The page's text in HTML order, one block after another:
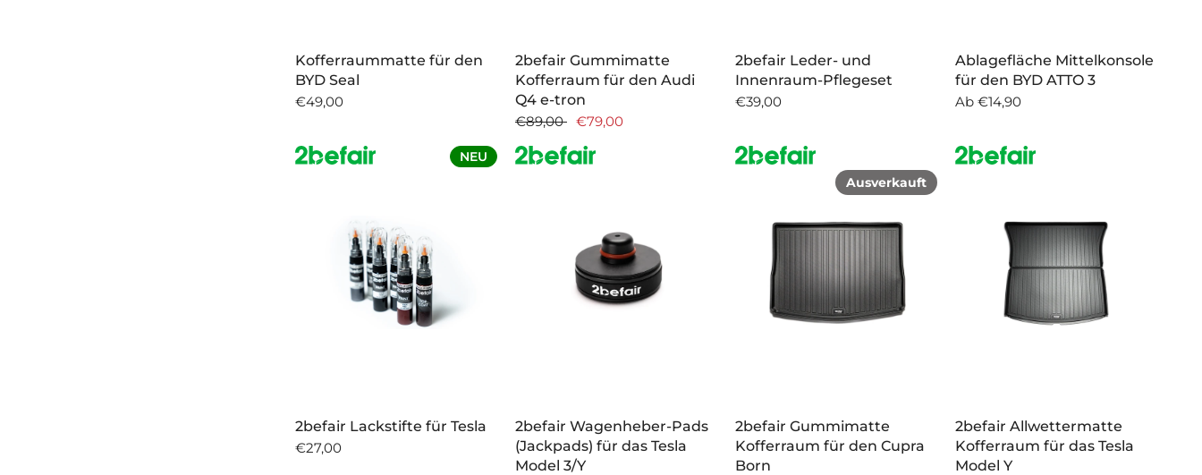
Kofferraummatte für den
BYD Seal
€49,00
2befair Gummimatte
Kofferraum für den Audi
Q4 e-tron
€89,00
€79,00
2befair Leder- und
Innenraum-Pflegeset
€39,00
Ablagefläche Mittelkonsole
für den BYD ATTO 3
Ab €14,90
NEU
2befair Lackstifte für Tesla
€27,00
2befair Wagenheber-Pads
(Jackpads) für das Tesla
Model 3/Y
Ausverkauft
2befair Gummimatte
Kofferraum für den Cupra
Born
2befair Allwettermatte
Kofferraum für das Tesla
Model Y